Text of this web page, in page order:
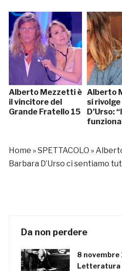
Alberto Mezzetti è
il vincitore del
Grande Fratello 15
Alberto
si
D’Urso:
Home »SPETTACOLO »
Barbara D’Urso ci sentiamo
Da non perdere
8 novembre
Letteratura